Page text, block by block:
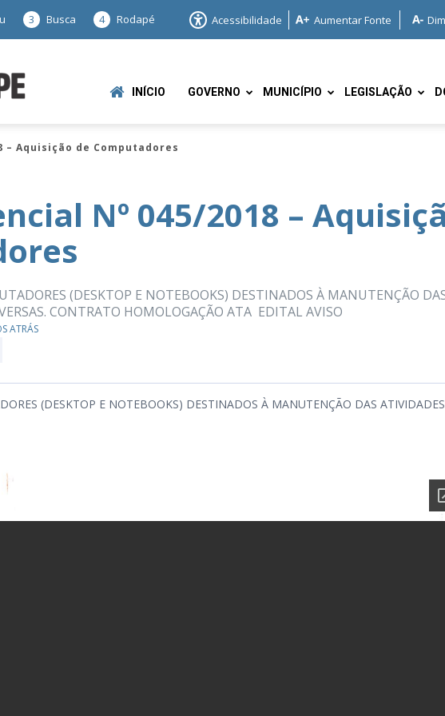
3 Busca 4 Rodapé Acessibilidade Aumentar Fonte
Mamanguape
–
INÍCIO GOVERNO MUNICÍPIO LEGISLAÇÃO
– Aquisição de Computadores
Nº 045/2018 –
(DESKTOP E NOTEBOOKS) DESTINADOS À MANUTENÇÃO
CONTRATO HOMOLOGAÇÃO ATA EDITAL AVISO
ATRÁS
(DESKTOP E NOTEBOOKS) DESTINADOS À MANUTENÇÃO DAS